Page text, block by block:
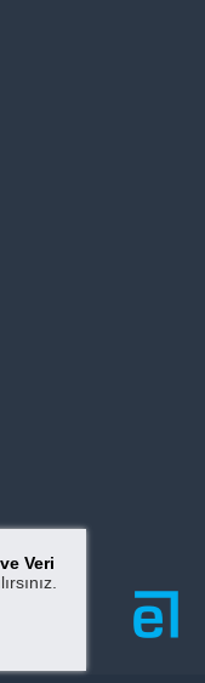
Veri